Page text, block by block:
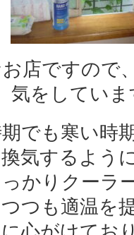
店ですので
気をしていま
でも寒い時
気するよう
かりクーラ
つも適温を